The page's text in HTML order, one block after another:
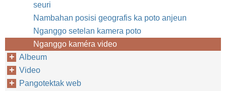
seuri
Nambahan posisi geografis ka poto anjeun
Nganggo setelan kamera poto
Nganggo kaméra video
Albeum
Video
Pangotektak web